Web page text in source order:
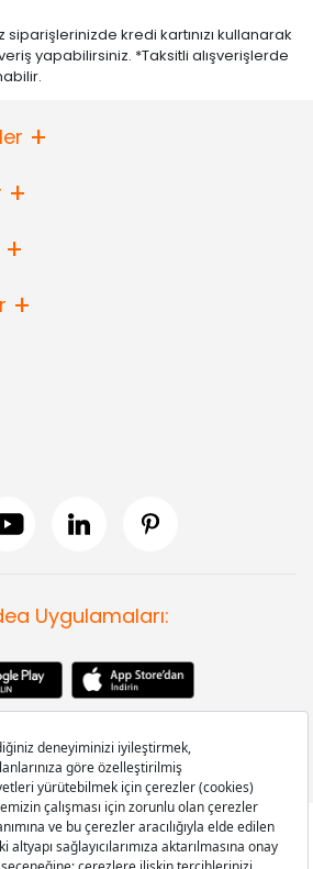
kredi kartınızı kullanarak
yapabilirsiniz. *Taksitli alışverişlerde
Uygulamaları: